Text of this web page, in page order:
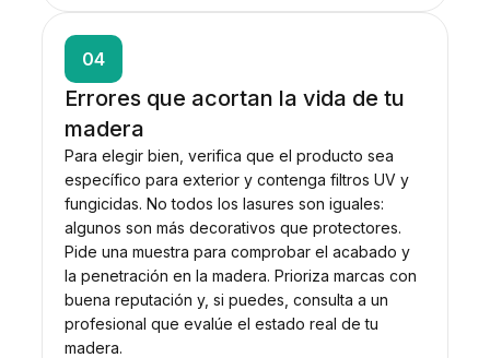
04
Errores que acortan la vida de tu
madera
Para elegir bien, verifica que el producto sea
específico para exterior y contenga filtros UV y
fungicidas. No todos los lasures son iguales:
algunos son más decorativos que protectores.
Pide una muestra para comprobar el acabado y
la penetración en la madera. Prioriza marcas con
buena reputación y, si puedes, consulta a un
profesional que evalúe el estado real de tu
madera.